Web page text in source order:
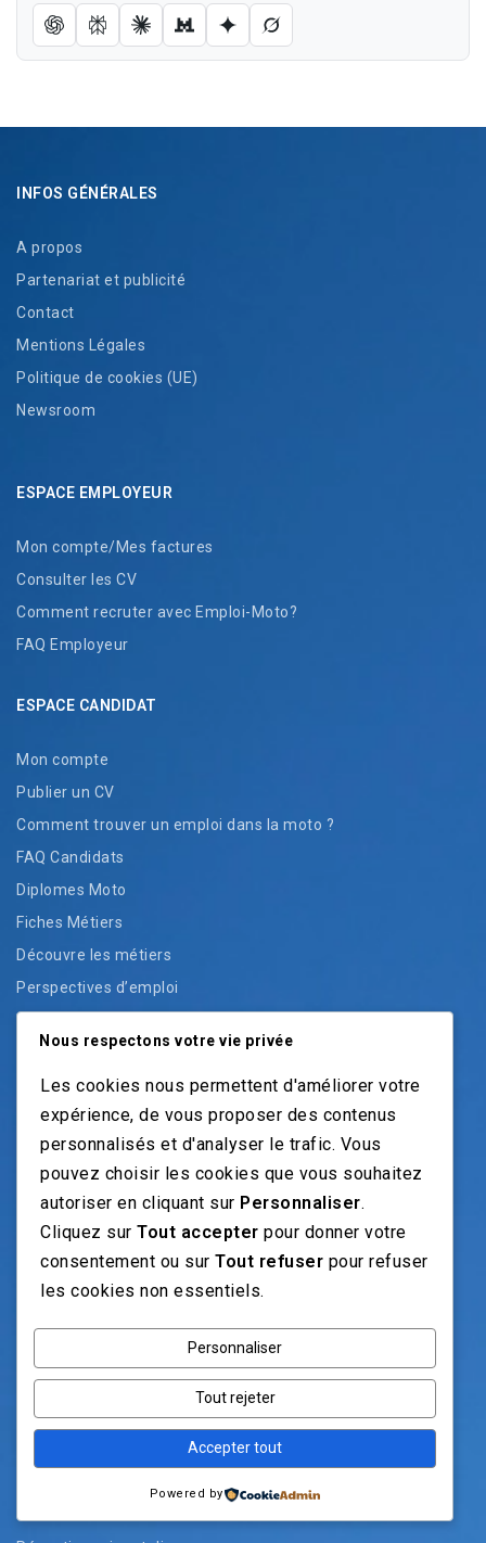
INFOS GÉNÉRALES
A propos
Partenariat et publicité
Contact
Mentions Légales
Politique de cookies (UE)
Newsroom
ESPACE EMPLOYEUR
Mon compte/Mes factures
Consulter les CV
Comment recruter avec Emploi-Moto?
FAQ Employeur
ESPACE CANDIDAT
Mon compte
Publier un CV
Comment trouver un emploi dans la moto ?
FAQ Candidats
Diplomes Moto
Fiches Métiers
Découvre les métiers
Perspectives d’emploi
Préparation candidature
Accès à l’emploi dans la moto
Diplômes et formations
Questions Fréquentes
Catégories emploi moto
Historique des offres
OFFRES D’EMPLOI
Vendeur accessoires
Magasinier
Commercial itinérant moto
Conseiller clients
Nous respectons votre vie privée
Les cookies nous permettent d'améliorer votre
expérience, de vous proposer des contenus
personnalisés et d'analyser le trafic. Vous
pouvez choisir les cookies que vous souhaitez
autoriser en cliquant sur Personnaliser.
Cliquez sur Tout accepter pour donner votre
consentement ou sur Tout refuser pour refuser
les cookies non essentiels.
Personnaliser
Tout rejeter
Accepter tout
Powered by